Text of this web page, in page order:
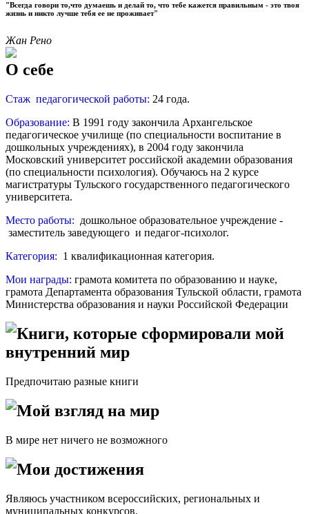
"Всегда говори то,что думаешь и делай то, что тебе кажется правильным - это твоя
жизнь и никто лучше тебя ее не проживает"
Жан Рено
О себе
Стаж педагогической работы: 24 года.
Образование: В 1991 году закончила Архангельское
педагогическое училище (по специальности воспитание в
дошкольных учреждениях), в 2004 году закончила
Московский университет российской академии образования
(по специальности психология). Обучаюсь на 2 курсе
магистратуры Тульского государственного педагогического
университета.
Место работы: дошкольное образовательное учреждение -
заместитель заведующего и педагог-психолог.
Категория: 1 квалификационная категория.
Мои награды: грамота комитета по образованию и науке,
грамота Департамента образования Тульской области, грамота
Министерства образования и науки Российской Федерации
Книги, которые сформировали мой
внутренний мир
Предпочитаю разные книги
Мой взгляд на мир
В мире нет ничего не возможного
Мои достижения
Являюсь участником всероссийских, региональных и
муниципальных конкурсов.